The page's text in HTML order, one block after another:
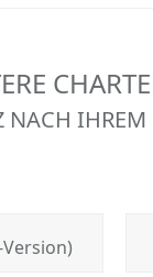
NACH IHREM